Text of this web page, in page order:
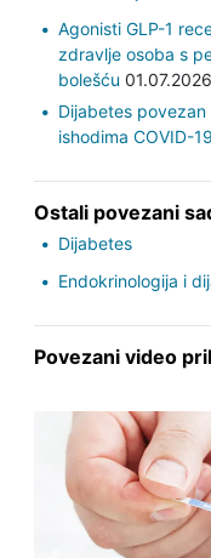
Agonisti GLP-1
zdravlje osoba s
bolešću
Dijabetes
ishodima COVID-19
Ostali povezani
Dijabetes
Endokrinologija i
Povezani video